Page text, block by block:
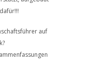
auf